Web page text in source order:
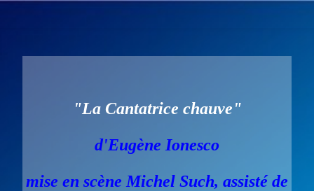
"La Cantatrice chauve"
d'Eugène Ionesco
mise en scène Michel Such, assisté de